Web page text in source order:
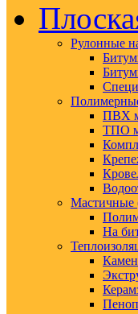
Рулонные
ПВХ
ТПО
Мастичные
На